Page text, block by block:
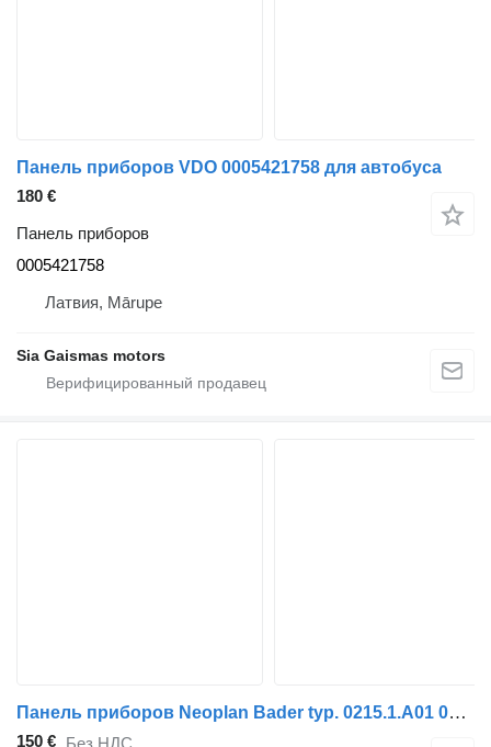
Панель приборов VDO 0005421758 для автобуса
180 €
Панель приборов
0005421758
Латвия, Mārupe
Sia Gaismas motors
Панель приборов Neoplan Bader typ. 0215.1.A01 0215.1A01.91349 для автобуса Neoplan
150 € Без НДС